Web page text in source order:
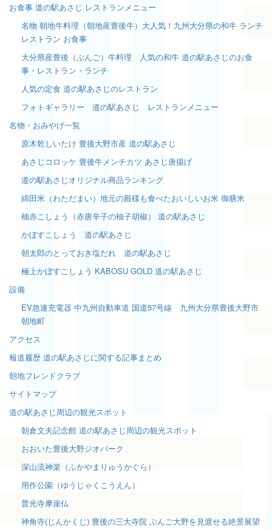
お食事 道の駅あさじ レストランメニュー
名物 朝地牛料理（朝地産豊後牛）大人気！九州大分県の和牛 ランチ
レストラン お食事
大分県産豊後（ぶんご）牛料理 人気の和牛 道の駅あさじのお食
事・レストラン・ランチ
人気の定食 道の駅あさじのレストラン
フォトギャラリー 道の駅あさじ レストランメニュー
名物・おみやげ一覧
原木乾しいたけ 豊後大野市産 道の駅あさじ
あさじコロッケ 豊後牛メンチカツ あさじ唐揚げ
道の駅あさじオリジナル商品ランキング
綿田米（わただまい）地元の殿様も食べたおいしいお米 御膳米
柚赤こしょう（赤唐辛子の柚子胡椒） 道の駅あさじ
かぼすこしょう 道の駅あさじ
朝太郎のとっておき塩だれ 道の駅あさじ
極上かぼすこしょう KABOSU GOLD 道の駅あさじ
設備
EV急速充電器 中九州自動車道 国道57号線 九州大分県豊後大野市
朝地町
アクセス
報道履歴 道の駅あさじに関する記事まとめ
朝地フレンドクラブ
サイトマップ
道の駅あさじ周辺の観光スポット
朝倉文夫記念館 道の駅あさじ周辺の観光スポット
おおいた豊後大野ジオパーク
深山流神楽（ふかやまりゅうかぐら）
用作公園（ゆうじゃくこうえん）
普光寺摩崖仏
神角寺(じんかくじ) 豊後の三大寺院 ぶんご大野を見渡せる絶景展望